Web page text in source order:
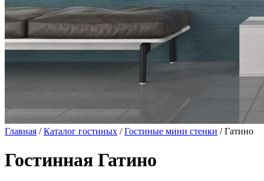
Главная /Каталог гостиных /Гостиные мини стенки / Гатино
Гостинная Гатино